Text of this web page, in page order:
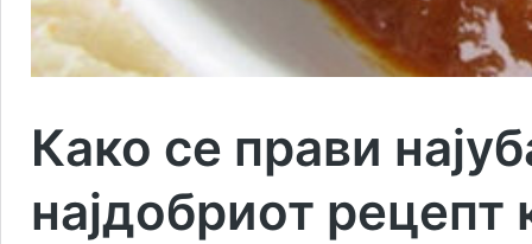
Како се прави
најдобриот рецепт